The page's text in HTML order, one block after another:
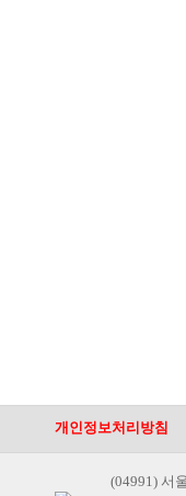
개인정보처리방침
(04991) 서